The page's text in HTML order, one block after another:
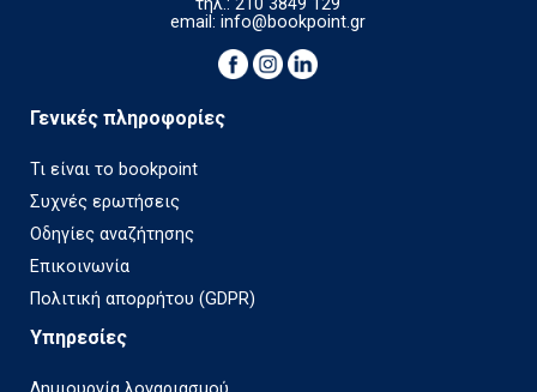
τηλ.: 210 3849 129
email:info@bookpoint.gr
Γενικές πληροφορίες
Τι είναι το bookpoint
Συχνές ερωτήσεις
Οδηγίες αναζήτησης
Επικοινωνία
Πολιτική απορρήτου (GDPR)
Υπηρεσίες